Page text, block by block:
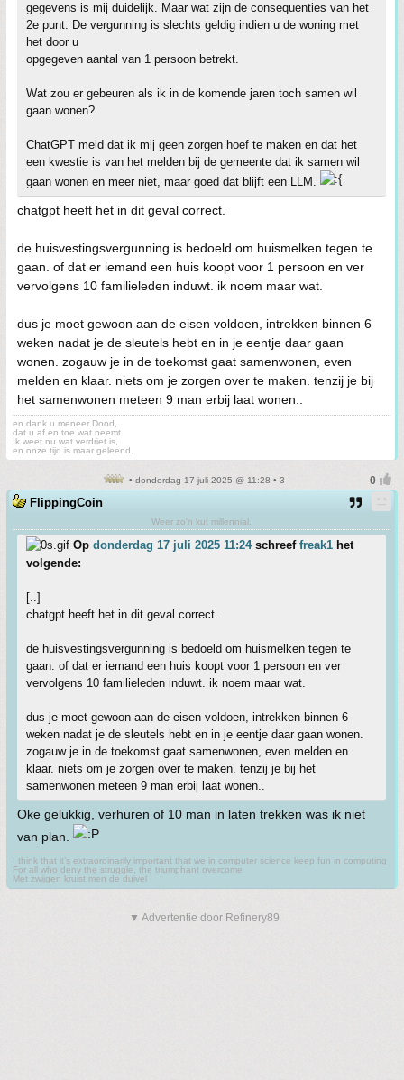
gegevens is mij duidelijk. Maar wat zijn de consequenties van het
2e punt: De vergunning is slechts geldig indien u de woning met
het door u
opgegeven aantal van 1 persoon betrekt.
Wat zou er gebeuren als ik in de komende jaren toch samen wil
gaan wonen?
ChatGPT meld dat ik mij geen zorgen hoef te maken en dat het
een kwestie is van het melden bij de gemeente dat ik samen wil
gaan wonen en meer niet, maar goed dat blijft een LLM.
chatgpt heeft het in dit geval correct.
de huisvestingsvergunning is bedoeld om huismelken tegen te
gaan. of dat er iemand een huis koopt voor 1 persoon en ver
vervolgens 10 familieleden induwt. ik noem maar wat.
dus je moet gewoon aan de eisen voldoen, intrekken binnen 6
weken nadat je de sleutels hebt en in je eentje daar gaan
wonen. zogauw je in de toekomst gaat samenwonen, even
melden en klaar. niets om je zorgen over te maken. tenzij je bij
het samenwonen meteen 9 man erbij laat wonen..
en dank u meneer Dood,
dat u af en toe wat neemt.
Ik weet nu wat verdriet is,
en onze tijd is maar geleend.
• donderdag 17 juli 2025 @ 11:28 • 3
FlippingCoin
Weer zo'n kut millennial.
Op donderdag 17 juli 2025 11:24schreef freak1 het
volgende:
[..]
chatgpt heeft het in dit geval correct.
de huisvestingsvergunning is bedoeld om huismelken tegen te
gaan. of dat er iemand een huis koopt voor 1 persoon en ver
vervolgens 10 familieleden induwt. ik noem maar wat.
dus je moet gewoon aan de eisen voldoen, intrekken binnen 6
weken nadat je de sleutels hebt en in je eentje daar gaan wonen.
zogauw je in de toekomst gaat samenwonen, even melden en
klaar. niets om je zorgen over te maken. tenzij je bij het
samenwonen meteen 9 man erbij laat wonen..
Oke gelukkig, verhuren of 10 man in laten trekken was ik niet
van plan.
I think that it’s extraordinarily important that we in computer science keep fun in computing
For all who deny the struggle, the triumphant overcome
Met zwijgen kruist men de duivel
▼ Advertentie door Refinery89